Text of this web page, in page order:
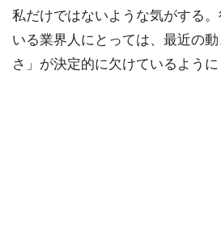
私だけではないような気がする
いる業界人にとっては、最近の
さ」が決定的に欠けているように